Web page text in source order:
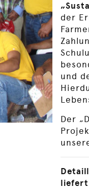
der
und
Der
liefert